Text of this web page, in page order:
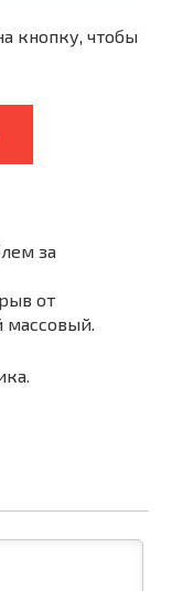
кнопку, чтобы
за
от
массовый.